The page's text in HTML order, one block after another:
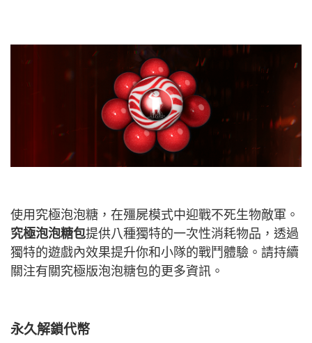
使用究極泡泡糖，在殭屍模式中迎戰不死生物敵軍。
究極泡泡糖包提供八種獨特的一次性消耗物品，透過
獨特的遊戲內效果提升你和小隊的戰鬥體驗。請持續
關注有關究極版泡泡糖包的更多資訊。
永久解鎖代幣